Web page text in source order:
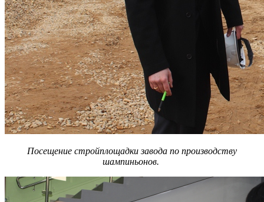
Посещение стройплощадки завода по производству
шампиньонов.